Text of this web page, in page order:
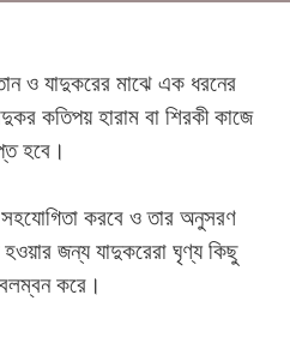
ও যাদুকরের মাঝে এক ধরনের
কতিপয় হারাম বা শিরকী কাজে
হবে।
করবে ও তার অনুসরণ
হওয়ার জন্য যাদুকরেরা ঘৃণ্য কিছু
করে।